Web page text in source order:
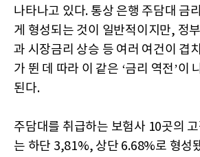
나타나고 있다. 통상 은행 주담대 금
게 형성되는 것이 일반적이지만, 정
과 시장금리 상승 등 여러 여건이 겹
가 뛴 데 따라 이 같은 ‘금리 역전’이
된다.
주담대를 취급하는 보험사 10곳의
는 하단 3,81%, 상단 6.68%로 형성